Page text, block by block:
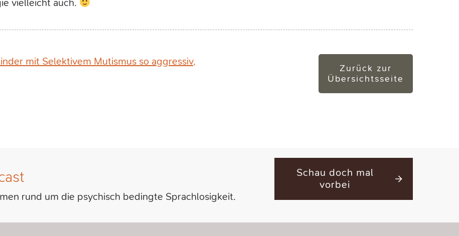
vielleicht auch.
mit Selektivem Mutismus so aggressiv,
Zurück zur
Übersichtsseite
rund um die psychisch bedingte Sprachlosigkeit.
Schau doch mal
vorbei